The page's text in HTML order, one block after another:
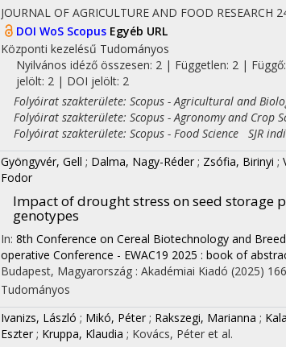
JOURNAL OF AGRICULTURE AND FOOD RESEARCH
DOI WoS Scopus Egyéb URL
Központi kezelésű Tudományos
Nyilvános idéző összesen: 2| Független: 2 |
jelölt: 2 | DOI jelölt: 2
Folyóirat szakterülete: Scopus - Agricultural and
Folyóirat szakterülete: Scopus - Agronomy and Crop
Folyóirat szakterülete: Scopus - Food Science SJR
Gyöngyvér, Gell ; Dalma, Nagy-Réder ; Zsófia, Birinyi ;
Fodor
Impact of drought stress on seed
genotypes
In: 8th Conference on Cereal Biotechnology and
operative Conference - EWAC19 2025 : book of
Budapest, Magyarország : Akadémiai Kiadó (2025)
Tudományos
Ivanizs, László ; Mikó, Péter ; Rakszegi, Marianna ;
Eszter ; Kruppa, Klaudia ; Kovács, Péter et al.